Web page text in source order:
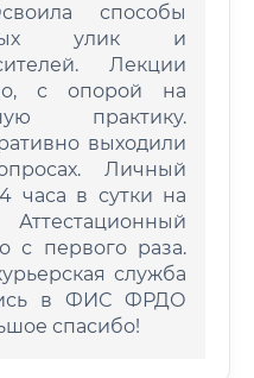
способы
улик и
Лекции
с опорой на
практику.
выходили
Личный
часа в сутки на
с первого раза.
служба
в ФИС ФРДО
спасибо!